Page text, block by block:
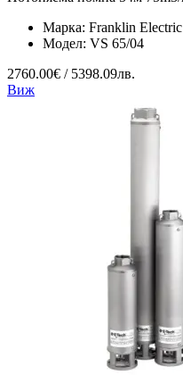
Марка: Franklin Electric
Модел: VS 65/04
2760.00€ / 5398.09лв.
Виж